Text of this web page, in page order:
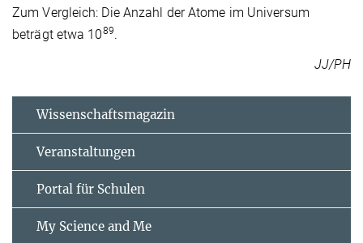
Zum Vergleich: Die Anzahl der Atome im Universum
beträgt etwa 1089.
JJ/PH
Wissenschaftsmagazin
Veranstaltungen
Portal für Schulen
My Science and Me